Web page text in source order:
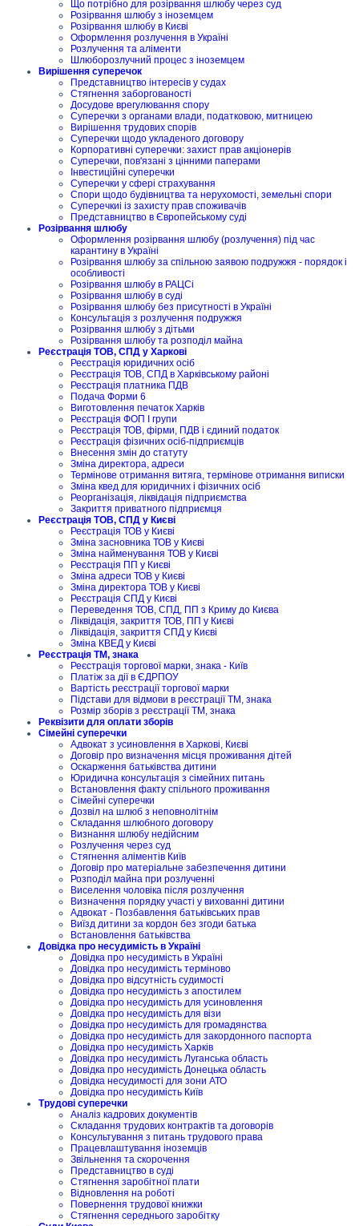
Що потрібно для розірвання шлюбу через суд
Розірвання шлюбу з іноземцем
Розірвання шлюбу в Києві
Оформлення розлучення в Україні
Розлучення та аліменти
Шлюборозлучний процес з іноземцем
Вирішення суперечок
Представництво інтересів у судах
Стягнення заборгованості
Досудове врегулювання спору
Суперечки з органами влади, податковою, митницею
Вирішення трудових спорів
Суперечки щодо укладеного договору
Корпоративні суперечки: захист прав акціонерів
Суперечки, пов'язані з цінними паперами
Інвестиційні суперечки
Суперечки у сфері страхування
Спори щодо будівництва та нерухомості, земельні спори
Суперечкиі із захисту прав споживачів
Представництво в Європейському суді
Розірвання шлюбу
Оформлення розірвання шлюбу (розлучення) під час
карантину в Україні
Розірвання шлюбу за спільною заявою подружжя - порядок і
особливості
Розірвання шлюбу в РАЦСі
Розірвання шлюбу в суді
Розірвання шлюбу без присутності в Україні
Консультація з розлучення подружжя
Розірвання шлюбу з дітьми
Розірвання шлюбу та розподіл майна
Реєстрація ТОВ, СПД у Харкові
Реєстрація юридичних осіб
Реєстрація ТОВ, СПД в Харківському районі
Реєстрація платника ПДВ
Подача Форми 6
Виготовлення печаток Харків
Реєстрація ФОП I групи
Реєстрація ТОВ, фірми, ПДВ і єдиний податок
Реєстрація фізичних осіб-підприємців
Внесення змін до статуту
Зміна директора, адреси
Термінове отримання витяга, термінове отримання виписки
Зміна квед для юридичних і фізичних осіб
Реорганізація, ліквідація підприємства
Закриття приватного підприємця
Реєстрація ТОВ, СПД у Києві
Реєстрація ТОВ у Києві
Зміна засновника ТОВ у Києві
Зміна найменування ТОВ у Києві
Реєстрація ПП у Києві
Зміна адреси ТОВ у Києві
Зміна директора ТОВ у Києві
Реєстрація СПД у Києві
Переведення ТОВ, СПД, ПП з Криму до Києва
Ліквідація, закриття ТОВ, ПП у Києві
Ліквідація, закриття СПД у Києві
Зміна КВЕД у Києві
Реєстрація ТМ, знака
Реєстрація торгової марки, знака - Київ
Платіж за дії в ЄДРПОУ
Вартість реєстрації торгової марки
Підстави для відмови в реєстрації ТМ, знака
Розмір зборів з реєстрації ТМ, знака
Реквізити для оплати зборів
Сімейні суперечки
Адвокат з усиновлення в Харкові, Києві
Договір про визначення місця проживання дітей
Оскарження батьківства дитини
Юридична консультація з сімейних питань
Встановлення факту спільного проживання
Сімейні суперечки
Дозвіл на шлюб з неповнолітнім
Складання шлюбного договору
Визнання шлюбу недійсним
Розлучення через суд
Стягнення аліментів Київ
Договір про матеріальне забезпечення дитини
Розподіл майна при розлученні
Виселення чоловіка після розлучення
Визначення порядку участі у вихованні дитини
Адвокат - Позбавлення батьківських прав
Виїзд дитини за кордон без згоди батька
Встановлення батьківства
Довідка про несудимість в Україні
Довідка про несудимість в Україні
Довідка про несудимість терміново
Довідка про відсутність судимості
Довідка про несудимість з апостилем
Довідка про несудимість для усиновлення
Довідка про несудимість для візи
Довідка про несудимість для громадянства
Довідка про несудимість для закордонного паспорта
Довідка про несудимість Харків
Довідка про несудимість Луганська область
Довідка про несудимість Донецька область
Довідка несудимості для зони АТО
Довідка про несудимість Київ
Трудові суперечки
Аналіз кадрових документів
Складання трудових контрактів та договорів
Консультування з питань трудового права
Працевлаштування іноземців
Звільнення та скорочення
Представництво в суді
Стягнення заробітної плати
Відновлення на роботі
Повернення трудової книжки
Стягнення середнього заробітку